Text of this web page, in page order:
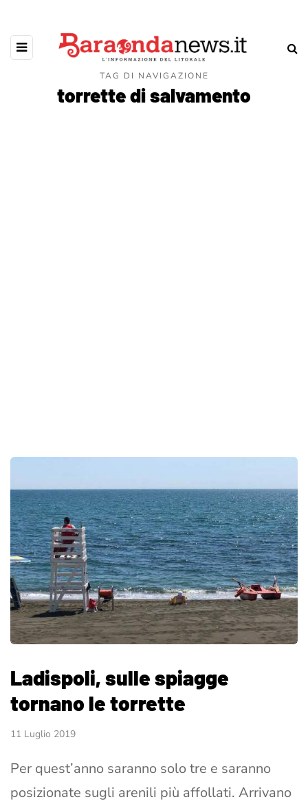
TAG DI NAVIGAZIONE
torrette di salvamento
Ladispoli, sulle spiagge
tornano le torrette
11 Luglio 2019
Per quest’anno saranno solo tre e saranno
posizionate sugli arenili più affollati. Arrivano